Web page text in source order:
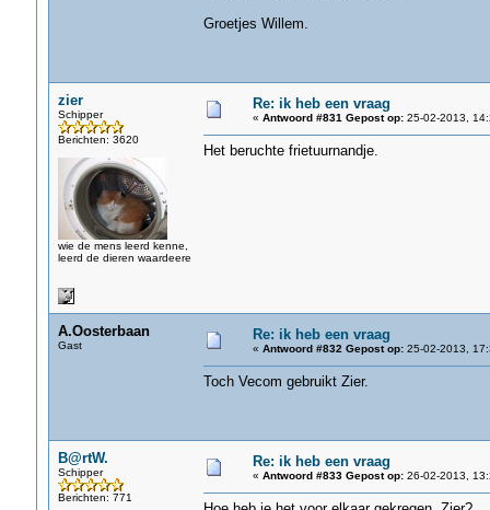
Groetjes Willem.
zier
Schipper
Berichten: 3620
wie de mens leerd kenne,
leerd de dieren waardeere
Re: ik heb een vraag
« Antwoord #831 Gepost op:25-02-2013,
Het beruchte frietuurnandje.
A.Oosterbaan
Gast
Re: ik heb een vraag
« Antwoord #832 Gepost op:25-02-2013,
Toch Vecom gebruikt Zier.
B@rtW.
Schipper
Berichten: 771
Re: ik heb een vraag
« Antwoord #833 Gepost op:26-02-2013,